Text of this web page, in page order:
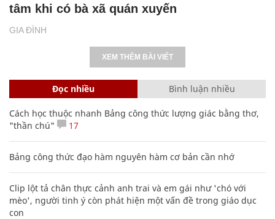
GIA ĐÌNH
tâm khi có bà xã quán xuyến
XEM THÊM BÀI VIẾT
Đọc nhiều Bình luận nhiều
Cách học thuộc nhanh Bảng công thức lượng giác bằng thơ,
"thần chú"
17
Bảng công thức đạo hàm nguyên hàm cơ bản cần nhớ
Clip lột tả chân thực cảnh anh trai và em gái như 'chó với
mèo', người tinh ý còn phát hiện một vấn đề trong giáo dục
con